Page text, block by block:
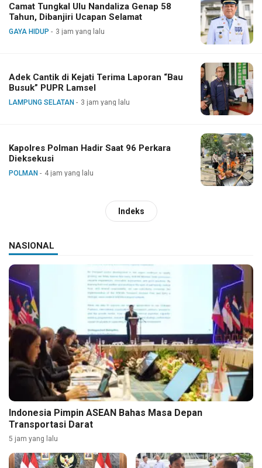
Camat Tungkal Ulu Nandaliza Genap 58
Tahun, Dibanjiri Ucapan Selamat
GAYA HIDUP 3 jam yang lalu
Adek Cantik di Kejati Terima Laporan “Bau
Busuk” PUPR Lamsel
LAMPUNG SELATAN 3 jam yang lalu
Kapolres Polman Hadir Saat 96 Perkara
Dieksekusi
POLMAN 4 jam yang lalu
Indeks
NASIONAL
Indonesia Pimpin ASEAN Bahas Masa Depan
Transportasi Darat
5 jam yang lalu